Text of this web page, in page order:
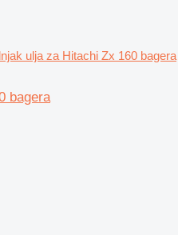
ulja za Hitachi Zx 160 bagera
bagera